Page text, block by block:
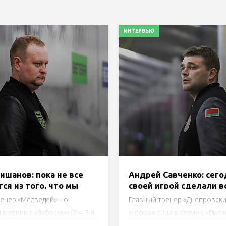
пока не все
из того, что мы
молодежь еще
после Юниорской
«Медведей» – о
серии с «Зубрами» (2:4, 3:4
ИНТЕРВЬЮ
Андрей Савченко:
своей игрой сделали
того, чтобы подарить
Главный тренер
о поражении в серии с